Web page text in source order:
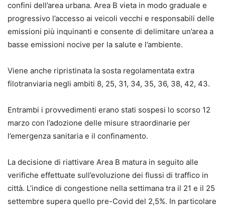
confini dell’area urbana. Area B vieta in modo graduale e
progressivo l’accesso ai veicoli vecchi e responsabili delle
emissioni più inquinanti e consente di delimitare un’area a
basse emissioni nocive per la salute e l’ambiente.
Viene anche ripristinata la sosta regolamentata extra
filotranviaria negli ambiti 8, 25, 31, 34, 35, 36, 38, 42, 43.
Entrambi i provvedimenti erano stati sospesi lo scorso 12
marzo con l’adozione delle misure straordinarie per
l’emergenza sanitaria e il confinamento.
La decisione di riattivare Area B matura in seguito alle
verifiche effettuate sull’evoluzione dei flussi di traffico in
città. L’indice di congestione nella settimana tra il 21 e il 25
settembre supera quello pre-Covid del 2,5%. In particolare